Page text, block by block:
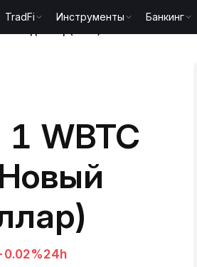
TradFi Инструменты Банкинг
WBTC
0.02%24h